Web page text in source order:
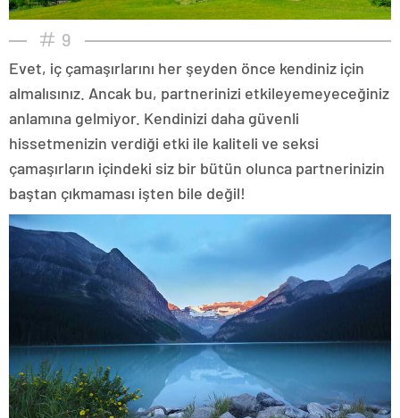
9
Evet, iç çamaşırlarını her şeyden önce kendiniz için
almalısınız. Ancak bu, partnerinizi etkileyemeyeceğiniz
anlamına gelmiyor. Kendinizi daha güvenli
hissetmenizin verdiği etki ile kaliteli ve seksi
çamaşırların içindeki siz bir bütün olunca partnerinizin
baştan çıkmaması işten bile değil!